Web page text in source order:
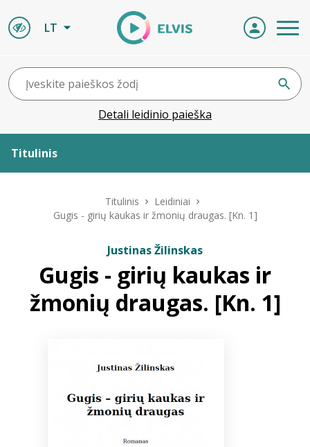
LT
Detali leidinio paieška
Titulinis
ELVIS atvyksta
Naujienos
Titulinis
Leidiniai
Gugis - girių kaukas ir žmonių draugas. [Kn. 1]
Justinas Žilinskas
Gugis - girių kaukas ir
žmonių draugas. [Kn. 1]